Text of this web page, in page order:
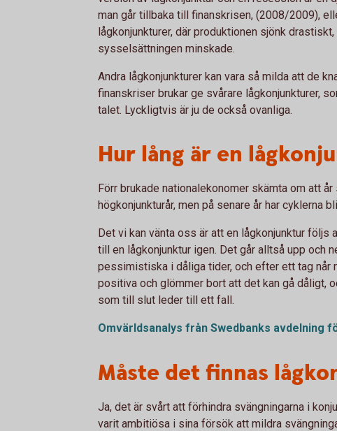
man går tillbaka till finanskrisen, (2008/2009),
lågkonjunkturer, där produktionen sjönk
sysselsättningen minskade.
Andra lågkonjunkturer kan vara så milda att de
finanskriser brukar ge svårare lågkonjunkturer,
talet. Lyckligtvis är ju de också ovanliga.
Hur lång är en
Förr brukade nationalekonomer skämta om att
högkonjunkturår, men på senare år har cyklerna
Det vi kan vänta oss är att en lågkonjunktur följs
till en lågkonjunktur igen. Det går alltså upp och
pessimistiska i dåliga tider, och efter ett tag når
positiva och glömmer bort att det kan gå dåligt,
som till slut leder till ett fall.
Omvärldsanalys från Swedbanks avdelning
Måste det finnas
Ja, det är svårt att förhindra svängningarna i
varit ambitiösa i sina försök att mildra